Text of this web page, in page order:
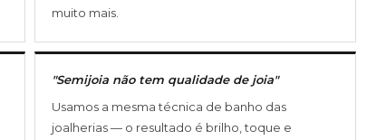
muito mais.
"Semijoia não tem qualidade de joia"
Usamos a mesma técnica de banho das
joalherias — o resultado é brilho, toque e